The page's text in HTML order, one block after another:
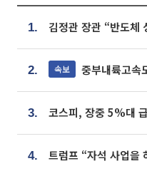
1.
2. 속보 중부내륙고속
3.
4.